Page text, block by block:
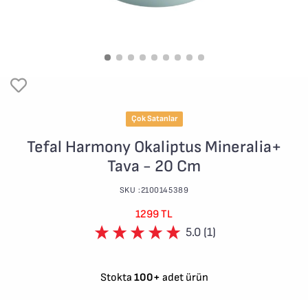
Çok Satanlar
Tefal Harmony Okaliptus Mineralia+
Tava - 20 Cm
SKU :2100145389
1299 TL
5.0 (1)
Stokta 100+ adet ürün